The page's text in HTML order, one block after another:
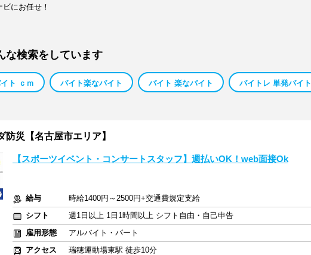
にお任せ！
な検索をしています
ト ｃｍ バイト楽なバイト バイト 楽なバイト バイトレ 単発バイト
防災【名古屋市エリア】
【スポーツイベント・コンサートスタッフ】週払いOK！web面接Ok
給与
時給1400円～2500円+交通費規定支給
シフト
週1日以上 1日1時間以上 シフト自由・自己申告
雇用形態
アルバイト・パート
アクセス
瑞穂運動場東駅 徒歩10分